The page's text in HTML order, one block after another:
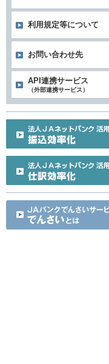
利用規定等について
お問い合わせ先
API連携サービス
（外部連携サービス）